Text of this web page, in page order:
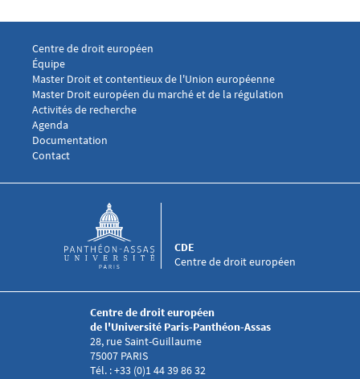
Menu footer CDE 1
Centre de droit européen
Équipe
Menu footer CDE 2
Master Droit et contentieux de l'Union européenne
Master Droit européen du marché et de la régulation
Menu footer CDE 3
Activités de recherche
Agenda
Documentation
Menu footer CDE 4
Contact
Centre de droit européen
CDE
Centre de droit européen
de l'Université Paris-Panthéon-Assas
28, rue Saint-Guillaume
75007 PARIS
Tél. : +33 (0)1 44 39 86 32